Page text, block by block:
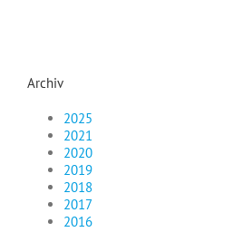
Archiv
2025
2021
2020
2019
2018
2017
2016